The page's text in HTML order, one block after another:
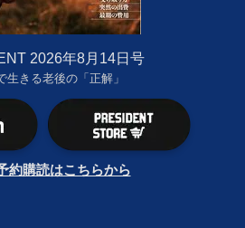
2026年8月14日号
生きる老後の「正解」
約購読はこちらから